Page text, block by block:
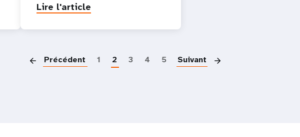
Lire l'article
Précédent 1 2 3 4 5 Suivant